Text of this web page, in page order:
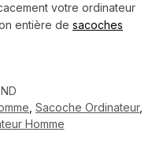
votre ordinateur
entière de sacoches
ND
Sacoche Ordinateur,
Homme